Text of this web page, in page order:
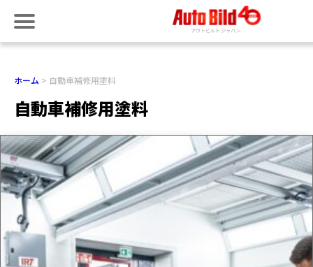
ホーム 自動車補修用塗料
自動車補修用塗料